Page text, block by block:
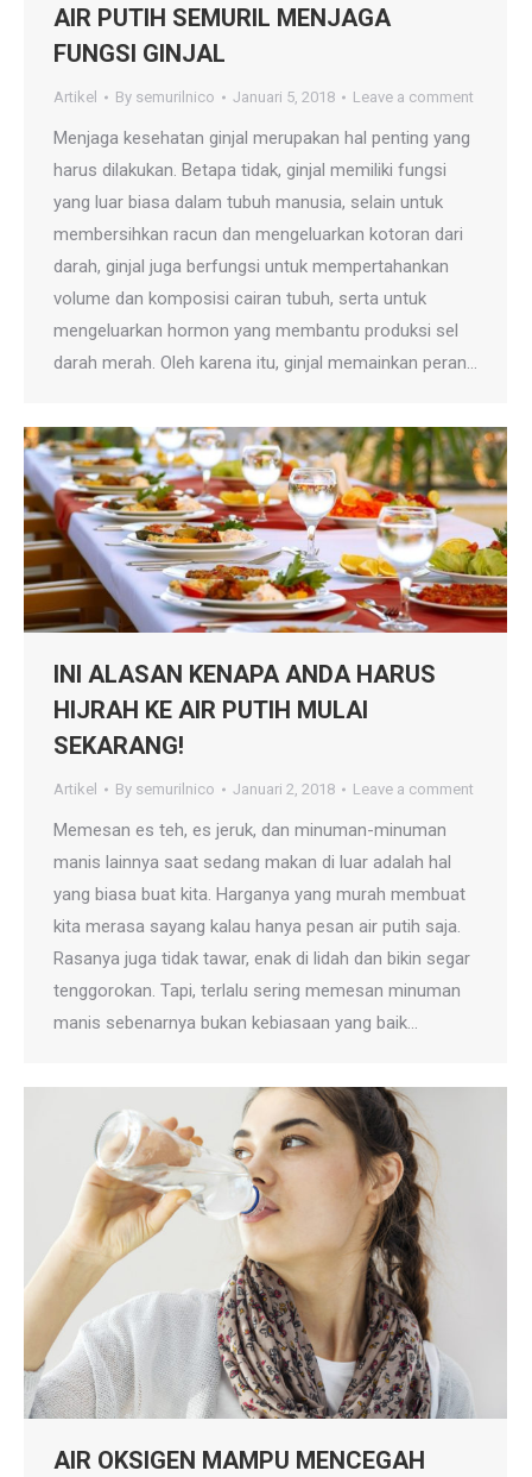
AIR PUTIH SEMURIL MENJAGA
FUNGSI GINJAL
Artikel By semurilnico Januari 5, 2018 Leave a comment
Menjaga kesehatan ginjal merupakan hal penting yang
harus dilakukan. Betapa tidak, ginjal memiliki fungsi
yang luar biasa dalam tubuh manusia, selain untuk
membersihkan racun dan mengeluarkan kotoran dari
darah, ginjal juga berfungsi untuk mempertahankan
volume dan komposisi cairan tubuh, serta untuk
mengeluarkan hormon yang membantu produksi sel
darah merah. Oleh karena itu, ginjal memainkan peran…
INI ALASAN KENAPA ANDA HARUS
HIJRAH KE AIR PUTIH MULAI
SEKARANG!
Artikel By semurilnico Januari 2, 2018 Leave a comment
Memesan es teh, es jeruk, dan minuman-minuman
manis lainnya saat sedang makan di luar adalah hal
yang biasa buat kita. Harganya yang murah membuat
kita merasa sayang kalau hanya pesan air putih saja.
Rasanya juga tidak tawar, enak di lidah dan bikin segar
tenggorokan. Tapi, terlalu sering memesan minuman
manis sebenarnya bukan kebiasaan yang baik…
AIR OKSIGEN MAMPU MENCEGAH